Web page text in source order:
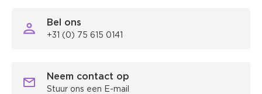
Bel ons
+31 (0) 75 615 0141
Neem contact op
Stuur ons een E-mail